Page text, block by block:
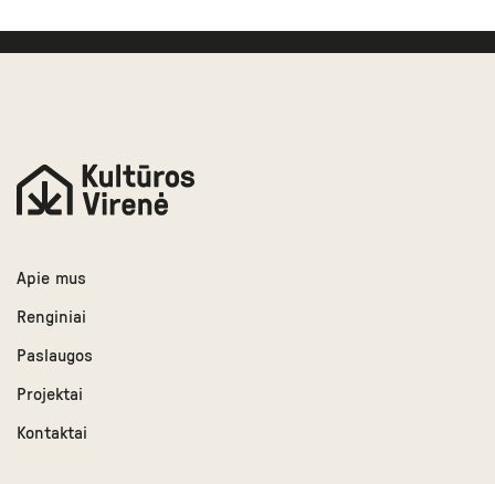
Apie mus
Renginiai
Paslaugos
Projektai
Kontaktai